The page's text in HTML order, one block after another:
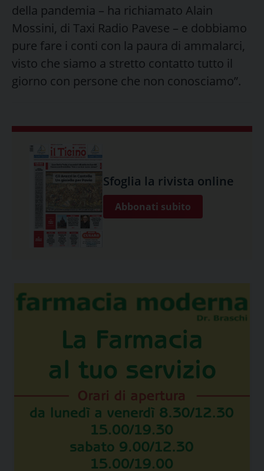
della pandemia – ha richiamato Alain
Mossini, di Taxi Radio Pavese – e dobbiamo
pure fare i conti con la paura di ammalarci,
visto che siamo a stretto contatto tutto il
giorno con persone che non conosciamo”.
Sfoglia la rivista online
Abbonati subito